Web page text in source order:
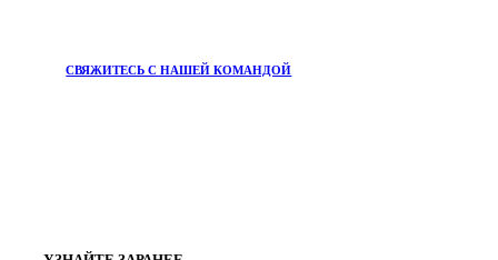
СВЯЖИТЕСЬ С НАШЕЙ КОМАНДОЙ